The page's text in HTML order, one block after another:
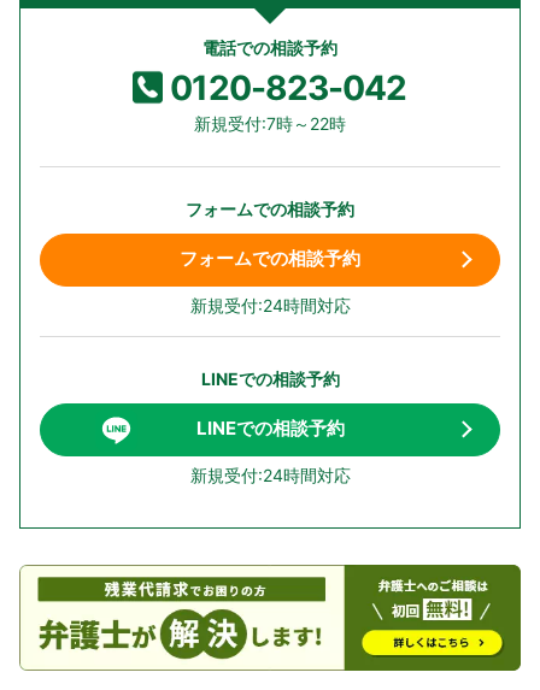
電話での相談予約
0120-823-042
新規受付:7時～22時
フォームでの相談予約
フォームでの相談予約
新規受付:24時間対応
LINEでの相談予約
LINEでの相談予約
新規受付:24時間対応